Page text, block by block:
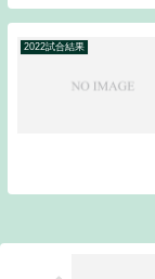
2022試合結果